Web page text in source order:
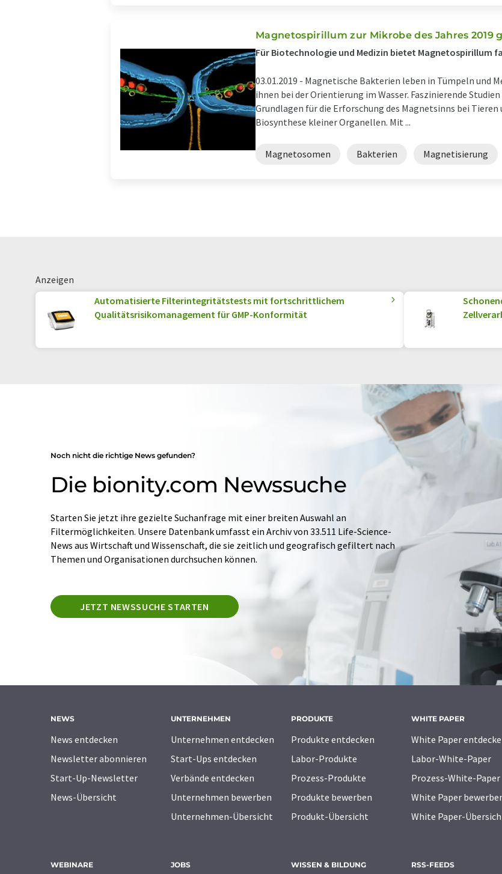
Magnetospirillum zur Mikrobe des Jahres 2019
Für Biotechnologie und Medizin bietet Magnetospirillum
03.01.2019 - Magnetische Bakterien leben in Tümpeln und
ihnen bei der Orientierung im Wasser. Faszinierende
Grundlagen für die Erforschung des Magnetsinns bei Tieren
Biosynthese kleiner Organellen. Mit ...
Magnetosomen Bakterien Magnetisierung
Anzeigen
Automatisierte Filterintegritätstests mit fortschrittlichem
Qualitätsrisikomanagement für GMP-Konformität
Noch nicht die richtige News gefunden?
Die bionity.com Newssuche
Starten Sie jetzt ihre gezielte Suchanfrage mit einer breiten Auswahl an
Filtermöglichkeiten. Unsere Datenbank umfasst ein Archiv von 33.511 Life-Science-
News aus Wirtschaft und Wissenschaft, die sie zeitlich und geografisch gefiltert nach
Themen und Organisationen durchsuchen können.
JETZT NEWSSUCHE STARTEN
NEWS
News entdecken
Newsletter abonnieren
Start-Up-Newsletter
News-Übersicht
UNTERNEHMEN
Unternehmen entdecken
Start-Ups entdecken
Verbände entdecken
Unternehmen bewerben
Unternehmen-Übersicht
PRODUKTE
Produkte entdecken
Labor-Produkte
Prozess-Produkte
Produkte bewerben
Produkt-Übersicht
WHITE PAPER
White Paper
Labor-White-Paper
Prozess-White-Paper
White Paper
White Paper-
WEBINARE JOBS WISSEN & BILDUNG RSS-FEEDS